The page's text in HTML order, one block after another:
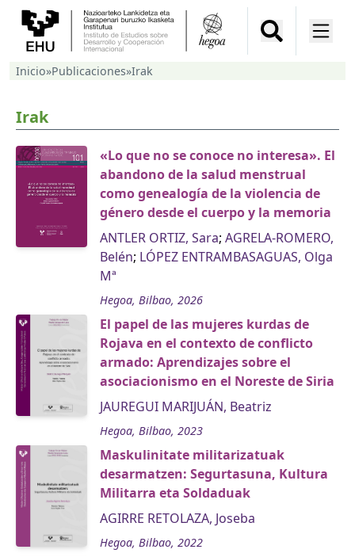
Inicio»Publicaciones»Irak
Irak
«Lo que no se conoce no interesa». El
abandono de la salud menstrual
como genealogía de la violencia de
género desde el cuerpo y la memoria
ANTLER ORTIZ, Sara; AGRELA-ROMERO,
Belén; LÓPEZ ENTRAMBASAGUAS, Olga
Mª
Hegoa, Bilbao, 2026
El papel de las mujeres kurdas de
Rojava en el contexto de conflicto
armado: Aprendizajes sobre el
asociacionismo en el Noreste de Siria
JAUREGUI MARIJUÁN, Beatriz
Hegoa, Bilbao, 2023
Maskulinitate militarizatuak
desarmatzen: Segurtasuna, Kultura
Militarra eta Soldaduak
AGIRRE RETOLAZA, Joseba
Hegoa, Bilbao, 2022